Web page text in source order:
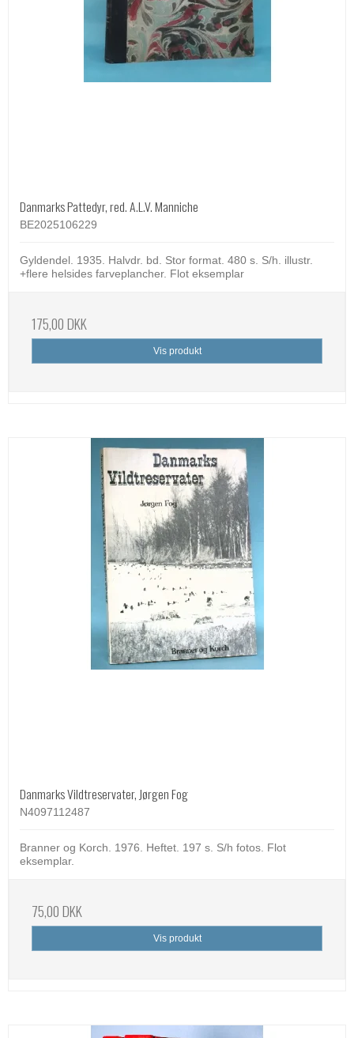
Danmarks Pattedyr, red. A.L.V. Manniche
BE2025106229
Gyldendel. 1935. Halvdr. bd. Stor format. 480 s. S/h. illustr.
+flere helsides farveplancher. Flot eksemplar
175,00 DKK
Vis produkt
Danmarks Vildtreservater, Jørgen Fog
N4097112487
Branner og Korch. 1976. Heftet. 197 s. S/h fotos. Flot
eksemplar.
75,00 DKK
Vis produkt